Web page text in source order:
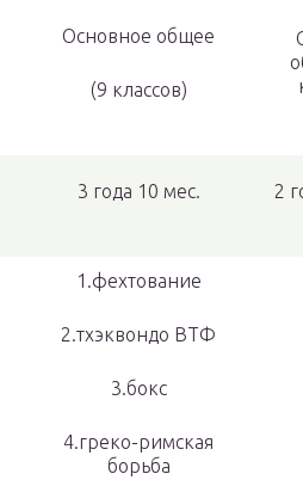
Основное общее
(9 классов)
3 года 10 мес. 2
1.фехтование
2.тхэквондо ВТФ
3.бокс
4.греко-римская
борьба